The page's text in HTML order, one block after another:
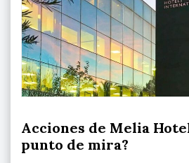
Acciones de Melia
punto de mira?